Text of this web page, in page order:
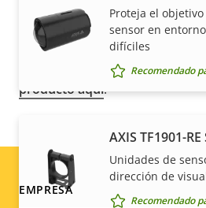
Proteja el
sensor en
difíciles
Recomendado
AXIS TF1901-
Unidades de
dirección de
Recomendado
regulaciones de control de
y la UE, entre otras
control de exportaciones.
sobre el cumplimiento de las
producto aquí.
Footer
EMPRESA